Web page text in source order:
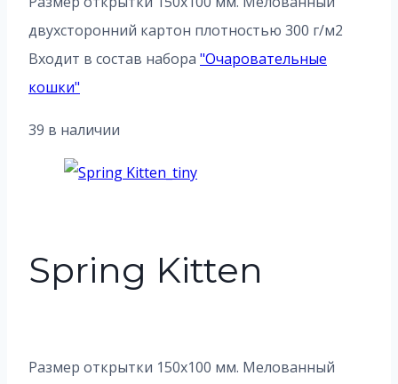
двухсторонний картон плотностью 300 г/м2
Входит в состав набора "Очаровательные
кошки"
39 в наличии
Spring Kitten
Размер открытки 150х100 мм. Мелованный